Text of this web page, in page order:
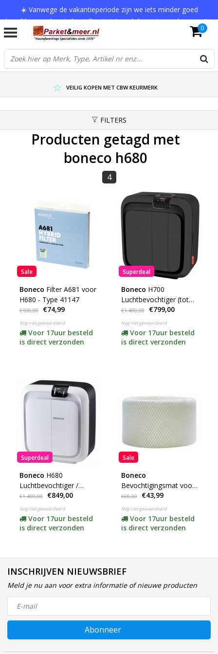
☀️ Vanwege de vakantieperiode zijn we iets minder goed
bereikbaar en kan je bestelling tot 1 werkdag extra onderweg zijn.
Bedankt voor je begrip!
VERZENDKOSTEN € 7,95 (GRATIS VA €75,-)
SCHERPSTE PRIJZEN TOT WEL 75% KORTING !
VEILIG KOPEN MET CBW KEURMERK
0
FILTERS
Producten getagd met
boneco h680
4
Sale
Boneco Filter A681 voor
H680 - Type 41147
€100,00 €74,99
Nog niet gewaardeerd
Voor 17uur besteld
is direct verzonden
Superdeal
Boneco H700
Luchtbevochtiger (tot
150m2)
€1.400,00 €799,00
Nog niet gewaardeerd
Voor 17uur besteld
is direct verzonden
Superdeal
Boneco H680
Luchtbevochtiger /
Luchtwasser (tot
300m3) ***op=op
€1.400,00 €849,00
Nog niet gewaardeerd
Voor 17uur besteld
is direct verzonden
Sale
Boneco
Bevochtigingsmat voor
H680 - Type 42870
€60,00 €43,99
Nog niet gewaardeerd
Voor 17uur besteld
is direct verzonden
INSCHRIJVEN NIEUWSBRIEF
Meld je nu aan voor extra informatie of nieuwe producten
Abonneer